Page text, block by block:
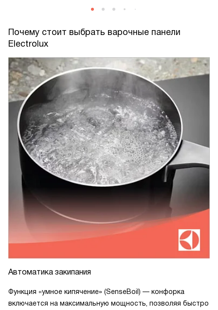
Почему стоит выбрать варочные панели
Electrolux
Автоматика закипания
Функция «умное кипячение» (SenseBoil) — конфорка
включается на максимальную мощность, позволяя быстро